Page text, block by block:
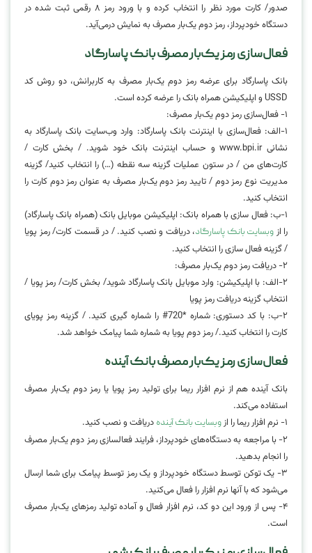
صدور/ کارت مورد نظر را انتخاب کرده و با ورود رمز ۸ رقمی ثبت شده در
دستگاه خودپرداز، رمز دوم یک‌بار مصرف به نمایش درمی‌آید.
فعال‌سازی رمز یک‌بار مصرف بانک پاسارگاد
بانک پاسارگاد برای عرضه رمز دوم یک‌بار مصرف به کاربرانش، دو روش کد
USSD و اپلیکیشن همراه بانک را عرضه کرده است.
۱- فعال‌سازی رمز دوم یک‌بار مصرف:
۱-الف: فعال‌سازی با اینترنت بانک پاسارگاد: وارد وب‌سایت بانک پاسارگاد به
نشانی www.bpi.ir و حساب اینترنت بانک خود شوید. / بخش کارت /
کارت‌های من / در ستون عملیات گزینه سه نقطه (…) را انتخاب کنید/ گزینه
مدیریت نوع رمز دوم / تایید رمز دوم یک‌بار مصرف به عنوان رمز دوم کارت را
انتخاب کنید.
۱-ب: فعال سازی با همراه بانک: اپلیکیشن موبایل بانک (همراه بانک پاسارگاد)
را از وبسایت بانک پاسارگاد، دریافت و نصب کنید. / در قسمت کارت/ رمز پویا
/ گزینه فعال سازی را انتخاب کنید.
۲- دریافت رمز دوم یک‌بار مصرف:
۲-الف: با اپلیکیشن: وارد موبایل بانک پاسارگاد شوید/ بخش کارت/ رمز پویا /
انتخاب گزینه دریافت رمز پویا
۲-ب: با کد دستوری: شماره *720# را شماره گیری کنید. / گزینه رمز پویای
کارت را انتخاب کنید./ رمز دوم پویا به شماره شما پیامک خواهد شد.
فعال‌سازی رمز یک‌بار مصرف بانک آینده
بانک آینده هم از نرم افزار ریما برای تولید رمز پویا یا رمز دوم یک‌بار مصرف
استفاده می‌کند.
۱- نرم افزار ریما را از
وبسایت بانک آینده دریافت و نصب کنید.
۲- با مراجعه به دستگاه‌های خودپرداز، فرایند فعالسازی رمز دوم یک‌بار مصرف
را انجام بدهید.
۳- یک توکن توسط دستگاه خودپرداز و یک رمز توسط پیامک برای شما ارسال
می‌شود که با آنها نرم افزار را فعال می‌کنید.
۴- پس از ورود این دو کد، نرم افزار فعال و آماده تولید رمزهای یک‌بار مصرف
است.